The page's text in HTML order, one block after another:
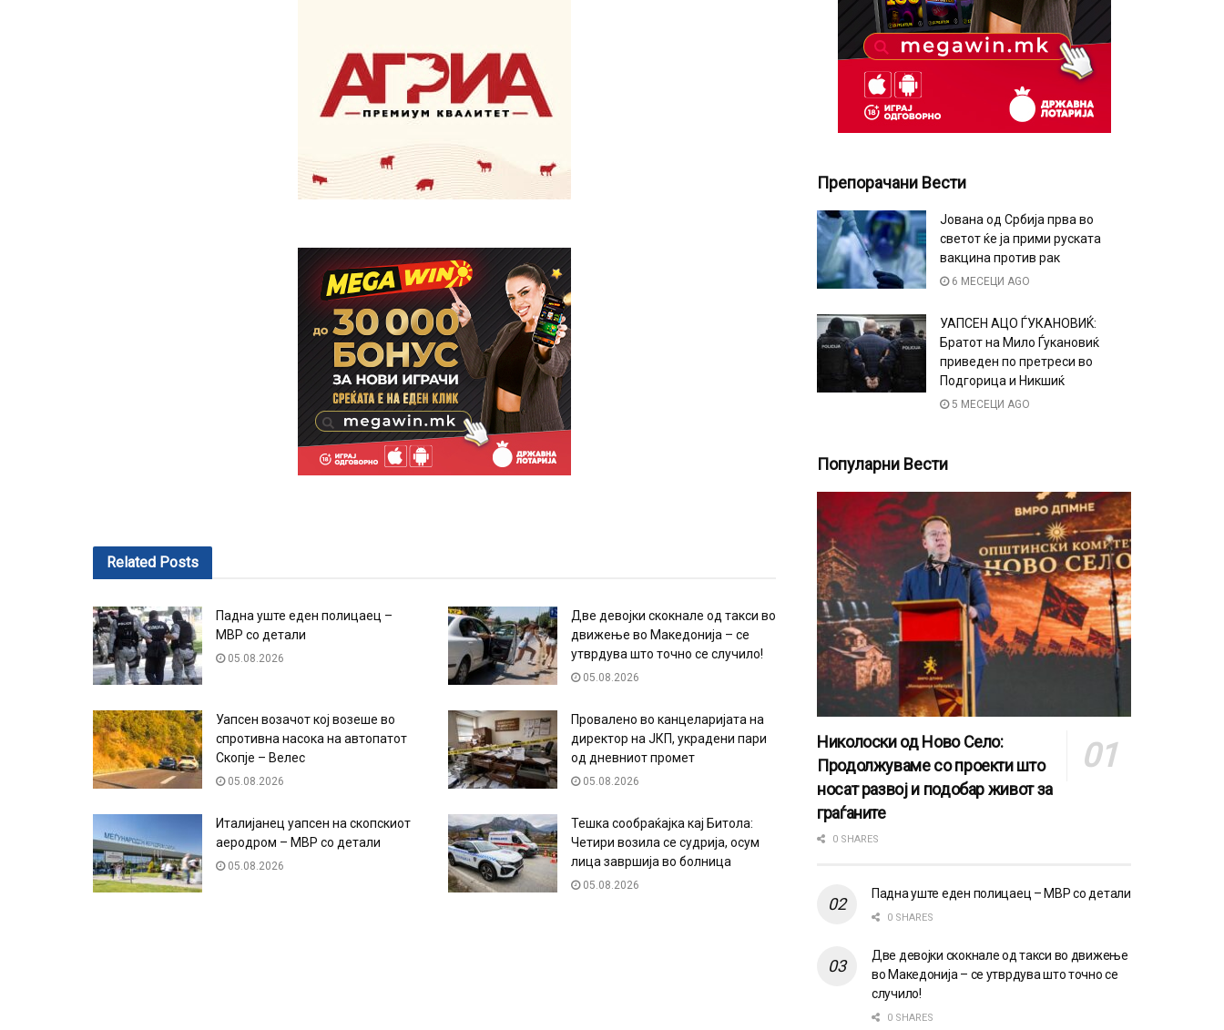
Related Posts
Падна уште еден полицаец –
МВР со детали
05.08.2026
Две девојки скокнале од такси во
движење во Македонија – се
утврдува што точно се случило!
05.08.2026
Уапсен возачот кој возеше во
спротивна насока на автопатот
Скопје – Велес
05.08.2026
Провалено во канцеларијата на
директор на ЈКП, украдени пари
од дневниот промет
05.08.2026
Италијанец уапсен на скопскиот
аеродром – МВР со детали
05.08.2026
Тешка сообраќајка кај Битола:
Четири возила се судрија, осум
лица завршија во болница
05.08.2026
Препорачани Вести
Јована од Србија прва во
светот ќе ја прими руската
вакцина против рак
6 МЕСЕЦИ AGO
УАПСЕН АЦО ЃУКАНОВИЌ:
Братот на Мило Ѓукановиќ
приведен по претреси во
Подгорица и Никшиќ
5 МЕСЕЦИ AGO
Популарни Вести
Николоски од Ново Село:
Продолжуваме со проекти што
носат развој и подобар живот за
граѓаните
0 SHARES
Падна уште еден полицаец – МВР со детали
0 SHARES
Две девојки скокнале од такси во движење
во Македонија – се утврдува што точно се
случило!
0 SHARES